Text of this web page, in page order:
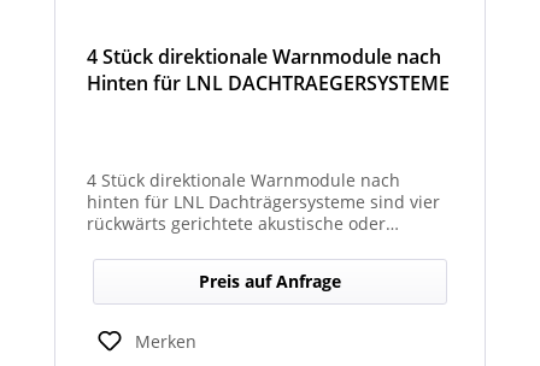
4 Stück direktionale Warnmodule nach
Hinten für LNL DACHTRAEGERSYSTEME
4 Stück direktionale Warnmodule nach
hinten für LNL Dachträgersysteme sind vier
rückwärts gerichtete akustische oder
montiert werden, um gezielte Warnsignale
nach hinten auszugeben. Sie verbessern die
Sicht‑ und Hörbarkeit von Warnhinweisen im
Heckbereich und erhöhen so die Sicherheit
bei Rückwärts‑ oder Einsatzfahrten.
Preis auf Anfrage
Merken